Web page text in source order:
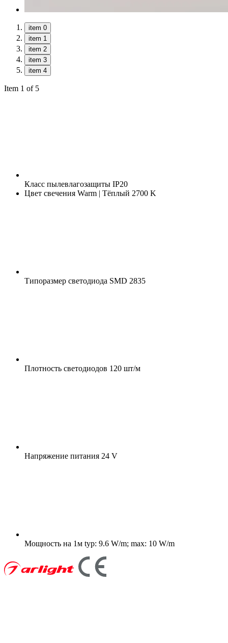
item 0
item 1
item 2
item 3
item 4
Item 1 of 5
Класс пылевлагозащиты IP20
Цвет свечения Warm | Тёплый 2700 K
Типоразмер светодиода SMD 2835
Плотность светодиодов 120 шт/м
Напряжение питания 24 V
Мощность на 1м typ: 9.6 W/m; max: 10 W/m